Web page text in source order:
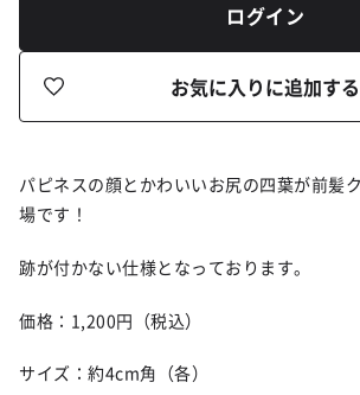
ログイン
お気に入りに追加する
パピネスの顔とかわいいお尻の四葉が前髪
場です！
跡が付かない仕様となっております。
価格：1,200円（税込）
サイズ：約4cm角（各）